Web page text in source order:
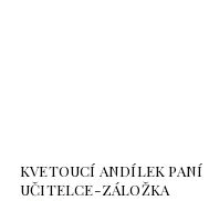
KVETOUCÍ ANDÍLEK PANÍ
UČITELCE-ZÁLOŽKA